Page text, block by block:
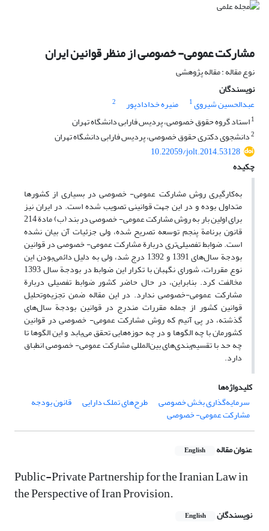
مشارکت عمومی- خصوصی از منظر قوانین ایران
نوع مقاله : مقاله پژوهشی
نویسندگان
عبدالحسین شیروی1 منیره خدادادپور
2
1استاد گروه حقوق خصوصی، پردیس فارابی دانشگاه تهران
2دانشجوی دکتری حقوق خصوصی، پردیس فارابی دانشگاه تهران
10.22059/jolt.2014.53128
چکیده
به‌کارگیری روش‌ مشارکت عمومی- خصوصی در بسیاری از کشورها
متداول بوده و در این جهت قوانینی تصویب شده است. در ایران نیز
برای اولین بار به روش مشارکت عمومی- خصوصی در بند (ب) مادة 214
قانون برنامة پنجم توسعه تصریح شده، ولی جزئیات آن بیان نشده
است. ضوابط تفصیلی‌تری دربارة مشارکت عمومی- خصوصی در قوانین
بودجة سال‌های 1391 و 1392 درج شد، ولی به دلیل دائمی‌بودن این
نوع مقررات، شورای نگهبان با تکرار این ضوابط در بودجة سال 1393
مخالفت کرد. بنابراین، در حال حاضر کشور ضوابط تفصیلی‌ دربارة
مشارکت عمومی-خصوصی ندارد. در این مقاله ضمن تجزیه‌و‌تحلیل
قوانین کشور از جمله مقررات مندرج در قوانین بودجة سال‌های
گذشته، در پی آنیم که روش مشارکت عمومی- خصوصی در قوانین
کشورمان با چه الگوها و در چه حوزه‌هایی تحقق می‌یابد و این الگو‌ها تا
چه حد با تقسیم‌بندی‌‌های بین‌المللی مشارکت عمومی- خصوصی انطباق
دارد.
کلیدواژه‌ها
سرمایه‌گذاری بخش خصوصی
طرح‌های تملک دارایی قانون بودجه
مشارکت عمومی- خصوصی
عنوان مقاله English
Public-Private Partnership for the Iranian Law in
the Perspective of Iran Provision.
نویسندگان English